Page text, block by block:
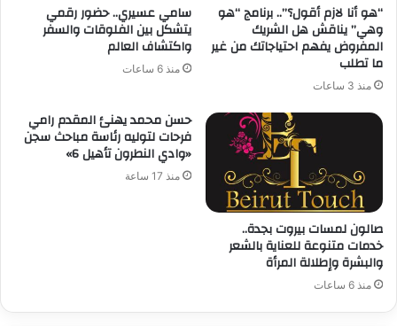
“هو أنا لازم أقول؟”.. برنامج “هو
وهي” يناقش هل الشريك
المفروض يفهم احتياجاتك من غير
ما تطلب
منذ 3 ساعات
سامي عسيري.. حضور رقمي
يتشكل بين الفلوقات والسفر
واكتشاف العالم
منذ 6 ساعات
صالون لمسات بيروت بجدة..
خدمات متنوعة للعناية بالشعر
والبشرة وإطلالة المرأة
منذ 6 ساعات
حسن محمد يهنئ المقدم رامي
فرحات لتوليه رئاسة مباحث سجن
«وادي النطرون تأهيل 6»
منذ 17 ساعة